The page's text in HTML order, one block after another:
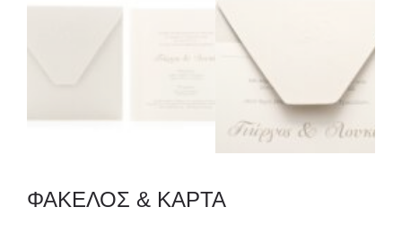
ΦΑΚΕΛΟΣ & ΚΑΡΤΑ